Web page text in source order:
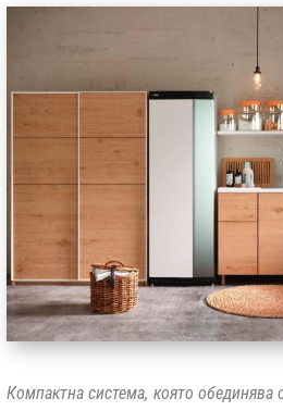
Компактна система, която